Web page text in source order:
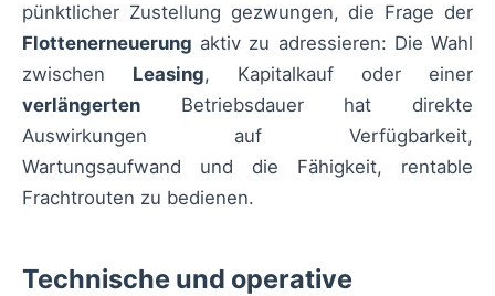
pünktlicher Zustellung gezwungen, die Frage der
Flottenerneuerung aktiv zu adressieren: Die Wahl
zwischen Leasing, Kapitalkauf oder einer
verlängerten Betriebsdauer hat direkte
Auswirkungen auf Verfügbarkeit,
Wartungsaufwand und die Fähigkeit, rentable
Frachtrouten zu bedienen.
Technische und operative